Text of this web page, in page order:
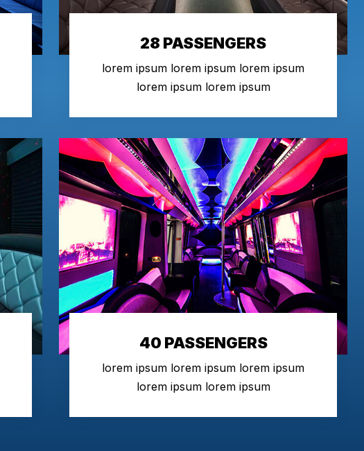
28 PASSENGERS
lorem ipsum lorem ipsum lorem ipsum
lorem ipsum lorem ipsum
40 PASSENGERS
lorem ipsum lorem ipsum lorem ipsum
lorem ipsum lorem ipsum